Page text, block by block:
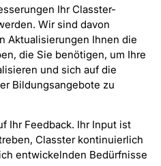
Ihr Classter-
Wir sind davon
Aktualisierungen Ihnen die
die Sie benötigen, um Ihre
und sich auf die
Bildungsangebote zu
Ihr Feedback. Ihr Input ist
Classter kontinuierlich
entwickelnden Bedürfnisse